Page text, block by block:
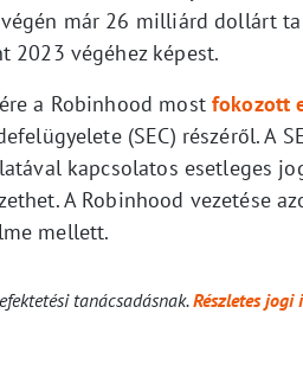
már 26 milliárd dollárt
2023 végéhez képest.
a Robinhood most fokozott
(SEC) részéről. A
kapcsolatos esetleges
A Robinhood vezetése
mellett.
tanácsadásnak.Részletes